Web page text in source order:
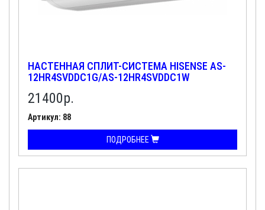
НАСТЕННАЯ СПЛИТ-СИСТЕМА HISENSE AS-
12HR4SVDDC1G/AS-12HR4SVDDC1W
21400р.
Артикул: 88
ПОДРОБНЕЕ